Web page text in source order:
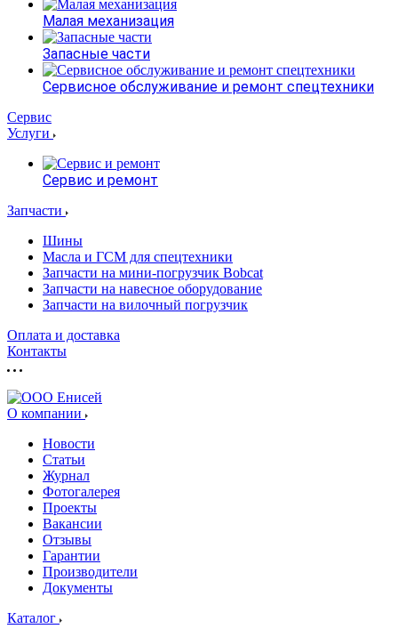
Малая механизация
Запасные части
Сервисное обслуживание и ремонт спецтехники
Сервис
Услуги
Сервис и ремонт
Запчасти
Шины
Масла и ГСМ для спецтехники
Запчасти на мини-погрузчик Bobcat
Запчасти на навесное оборудование
Запчасти на вилочный погрузчик
Оплата и доставка
Контакты
О компании
Новости
Статьи
Журнал
Фотогалерея
Проекты
Вакансии
Отзывы
Гарантии
Производители
Документы
Каталог